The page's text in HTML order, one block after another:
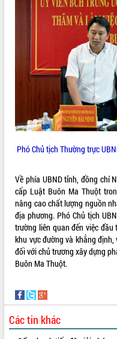
Trình diễn nghệ thuật chế biến các
món ăn từ sầu riêng
Đắk Lắk công bố Quy hoạch và xúc
tiến đầu tư tỉnh
Ngành cá ngừ Đắk Lắk chủ động
ứng để giữ vững thị trường xuất
Diễn đàn Kinh tế tư nhân Việt
phá cơ chế - Hợp tác công tư
Đề án 06 tạo bước ngoặt đột phá
cải cách hành chính tỉnh Đắk Lắk
Kết nối tour, đẩy mạnh chuyển đổi
để phát triển du lịch Đắk Lắk
tầng kỹ thuật Cụm công nghiệp Tân
Tiến
Gặp mặt các cơ quan báo chí nhân
niệm 101 năm Ngày Báo chí Cách
mạng Việt Nam
Đắk Lắk sơ kết 4 năm triển khai
hiện Đề án 06 của Chính phủ
Quy hoạch và Xúc tiến đầu tư tỉnh
Lắk
Khơi thông điểm nghẽn, đẩy nhanh
giải ngân vốn khắc phục thiên tai
Phó Chủ tịch Thường trực
Về phía UBND tỉnh, đồng chí
cấp Luật Buôn Ma Thuột
nâng cao chất lượng nguồn
địa phương. Phó Chủ tịch
trường liên quan đến việc
khu vực đường và khẳng
đối với chủ trương xây dựng
Buôn Ma Thuột.
Các tin khác